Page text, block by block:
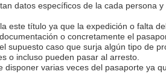
datos específicos de la cada
este título ya que la expedición o falta
o concretamente el
supuesto caso que surja algún tipo de
o incluso pueden pasar al arresto.
varias veces del pasaporte